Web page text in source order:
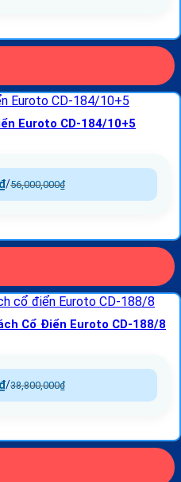
Euroto CD-184/10+5
56,000,000₫
/
₫
Cổ Điển Euroto CD-188/8
38,800,000₫
/
₫